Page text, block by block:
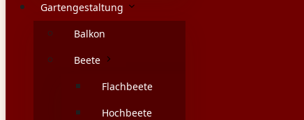
Gartengestaltung
Balkon
Beete
Flachbeete
Hochbeete